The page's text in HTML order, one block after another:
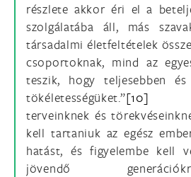
részlete akkor éri el a
szolgálatába áll, más
társadalmi életfeltételek
csoportoknak, mind az
teszik, hogy teljesebben
tökéletességüket.”[10]
terveinknek és
kell tartaniuk az egész
hatást, és figyelembe kell
jövendő